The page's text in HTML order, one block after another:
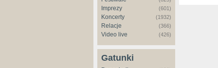
Imprezy (601)
Koncerty (1932)
Relacje (366)
Video live (426)
Gatunki